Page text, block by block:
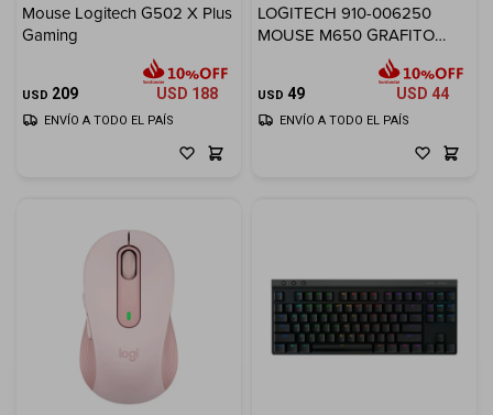
Mouse Logitech G502 X Plus
Gaming
USD 209 USD 188
ENVÍO A TODO EL PAÍS
LOGITECH 910-006250
MOUSE M650 GRAFITO
INAL+BT - Graphito
USD 49 USD 44
ENVÍO A TODO EL PAÍS
Movilidad